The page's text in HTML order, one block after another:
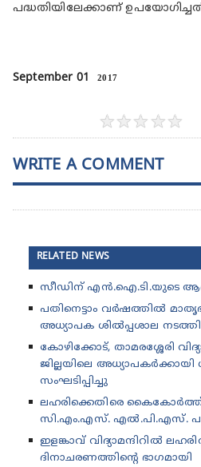
പദ്ധതിയിലേക്കാണ്
September 01 2017
★★★ ★★
WRITE A COMMENT
RELATED NEWS
സീഡിന് എൻ.ഐ.ടി.യുടെ
പതിനെട്ടാം വർഷത്തിൽ
അധ്യാപക ശിൽപ്പശാല നടത്തി
കോഴിക്കോട്, താമരശ്ശേരി
ജില്ലയിലെ അധ്യാപകർക്കായി
സംഘടിപ്പിച്ചു
ലഹരിക്കെതിരെ
സി.എം.എസ്. എൽ.പി.എസ്.
ഇളങ്കാവ് വിദ്യാമന്ദിറിൽ
ദിനാചരണത്തിന്റെ ഭാഗമായി